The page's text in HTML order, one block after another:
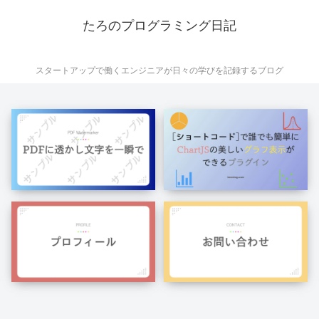
たろのプログラミング日記
スタートアップで働くエンジニアが日々の学びを記録するブログ